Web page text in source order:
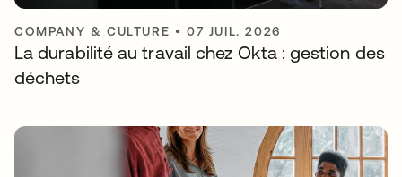
COMPANY & CULTURE •07 JUIL. 2026
La durabilité au travail chez Okta : gestion des
déchets